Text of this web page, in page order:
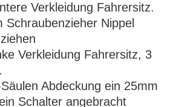
Verkleidung Fahrersitz.
Schraubenzieher Nippel
Verkleidung Fahrersitz, 3
Abdeckung ein 25mm
Schalter angebracht